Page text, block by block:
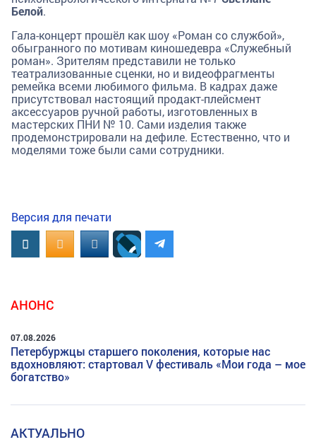
Белой.
Гала-концерт прошёл как шоу «Роман со службой»,
обыгранного по мотивам киношедевра «Служебный
роман». Зрителям представили не только
театрализованные сценки, но и видеофрагменты
ремейка всеми любимого фильма. В кадрах даже
присутствовал настоящий продакт-плейсмент
аксессуаров ручной работы, изготовленных в
мастерских ПНИ № 10. Сами изделия также
продемонстрировали на дефиле. Естественно, что и
моделями тоже были сами сотрудники.
Версия для печати
ВконтактеOK.RUMAIL.RU
АНОНС
07.08.2026
Петербуржцы старшего поколения, которые нас
вдохновляют: стартовал V фестиваль «Мои года – мое
богатство»
АКТУАЛЬНО